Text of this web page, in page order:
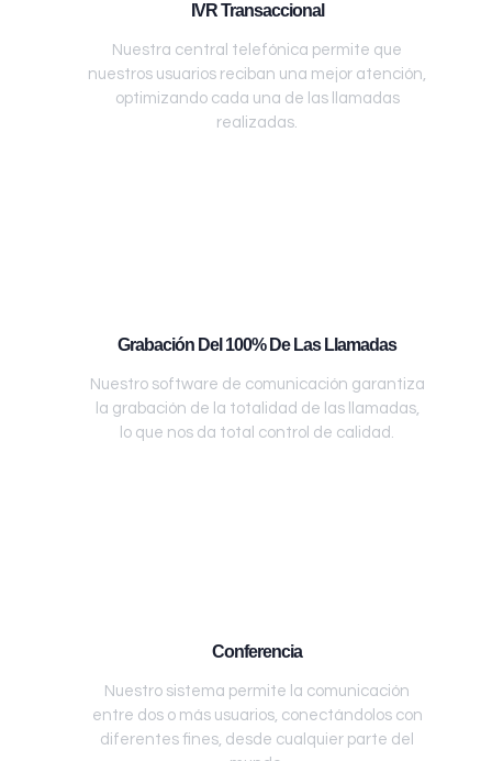
IVR Transaccional
Nuestra central telefónica permite que
nuestros usuarios reciban una mejor atención,
optimizando cada una de las llamadas
realizadas.
Grabación Del 100% De Las Llamadas
Nuestro software de comunicación garantiza
la grabación de la totalidad de las llamadas,
lo que nos da total control de calidad.
Conferencia
Nuestro sistema permite la comunicación
entre dos o más usuarios, conectándolos con
diferentes fines, desde cualquier parte del